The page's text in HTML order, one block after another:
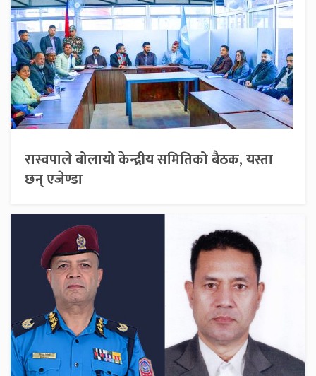
रास्वपाले बोलायो केन्द्रीय समितिको बैठक, यस्ता
छन् एजेण्डा